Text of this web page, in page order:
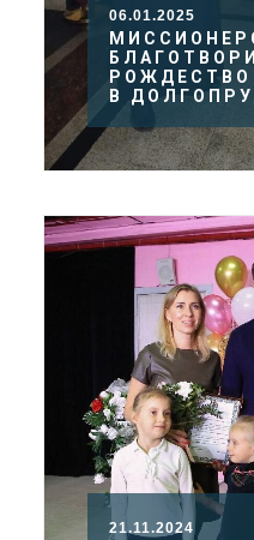
06.01.2025
В
21.11.2024